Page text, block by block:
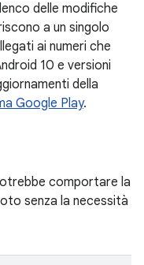
delle modifiche
a un singolo
ai numeri che
10 e versioni
della
Google Play.
comportare la
senza la necessità